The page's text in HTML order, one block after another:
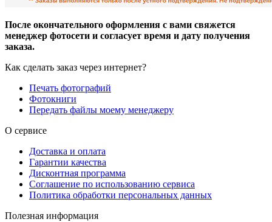
После окончательного оформления с вами свяжется
менеджер фотосети и согласует время и дату получения
заказа.
Как сделать заказ через интернет?
Печать фотографий
Фотокниги
Передать файлы моему менеджеру
О сервисе
Доставка и оплата
Гарантии качества
Дисконтная программа
Соглашение по использованию сервиса
Политика обработки персональных данных
Полезная информация